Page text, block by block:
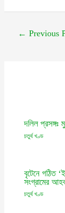
← Previous
দলিল প্রসঙ্গঃ
চতুর্থ খণ্ড
বৃটেনে গঠিত
সংগ্রামের
চতুর্থ খণ্ড